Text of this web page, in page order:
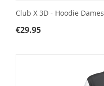
Club X 3D - Hoodie Dames
€29.95